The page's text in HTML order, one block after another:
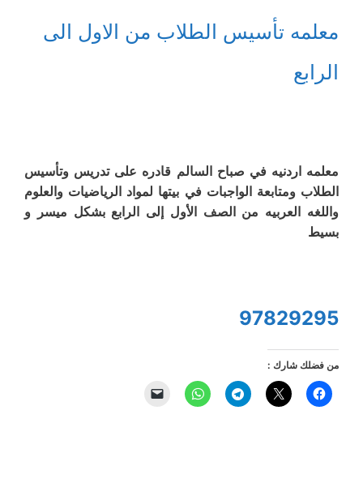
معلمه تأسيس الطلاب من الاول الى
الرابع
معلمه اردنيه في صباح السالم قادره على تدريس وتأسيس
الطلاب ومتابعة الواجبات في بيتها لمواد الرياضيات والعلوم
واللغه العربيه من الصف الأول إلى الرابع بشكل ميسر و
بسيط
97829295
من فضلك شارك :